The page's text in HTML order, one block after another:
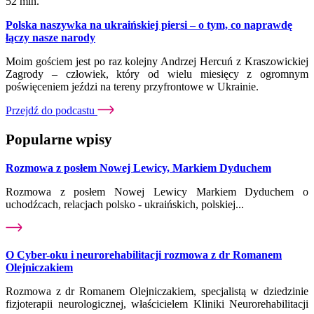
Polska naszywka na ukraińskiej piersi – o tym, co naprawdę
łączy nasze narody
Moim gościem jest po raz kolejny Andrzej Hercuń z Kraszowickiej
Zagrody – człowiek, który od wielu miesięcy z ogromnym
poświęceniem jeździ na tereny przyfrontowe w Ukrainie.
Przejdź do podcastu
Popularne wpisy
Rozmowa z posłem Nowej Lewicy, Markiem Dyduchem
Rozmowa z posłem Nowej Lewicy Markiem Dyduchem o
uchodźcach, relacjach polsko - ukraińskich, polskiej...
O Cyber-oku i neurorehabilitacji rozmowa z dr Romanem
Olejniczakiem
Rozmowa z dr Romanem Olejniczakiem, specjalistą w dziedzinie
fizjoterapii neurologicznej, właścicielem Kliniki Neurorehabilitacji